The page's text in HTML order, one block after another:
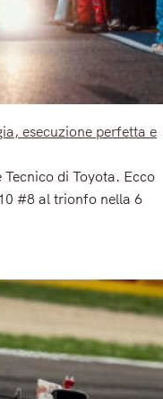
esecuzione perfetta e
di Toyota. Ecco
#8 al trionfo nella 6